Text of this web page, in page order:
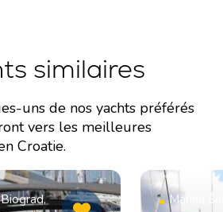
similaires
uns de nos yachts préférés
vers les meilleures
Croatie.
Marina